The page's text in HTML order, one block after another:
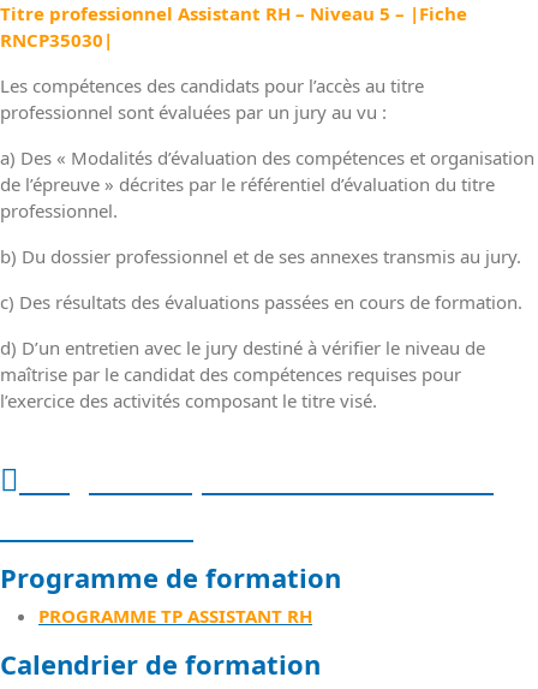
Titre professionnel Assistant RH – Niveau 5 – |Fiche
RNCP35030|
Les compétences des candidats pour l’accès au titre
professionnel sont évaluées par un jury au vu :
a) Des « Modalités d’évaluation des compétences et organisation
de l’épreuve » décrites par le référentiel d’évaluation du titre
professionnel.
b) Du dossier professionnel et de ses annexes transmis au jury.
c) Des résultats des évaluations passées en cours de formation.
d) D’un entretien avec le jury destiné à vérifier le niveau de
maîtrise par le candidat des compétences requises pour
l’exercice des activités composant le titre visé.
Programme de formation
PROGRAMME TP ASSISTANT RH
Calendrier de formation